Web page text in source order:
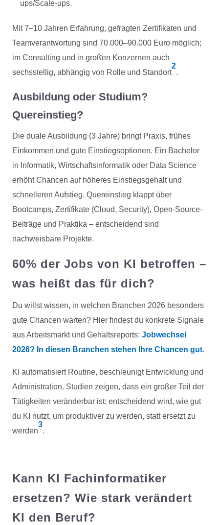
ups/Scale-ups.
Mit 7–10 Jahren Erfahrung, gefragten Zertifikaten und
Teamverantwortung sind 70.000–90.000 Euro möglich;
im Consulting und in großen Konzernen auch
sechsstellig, abhängig von Rolle und Standort
2
.
Ausbildung oder Studium?
Quereinstieg?
Die duale Ausbildung (3 Jahre) bringt Praxis, frühes
Einkommen und gute Einstiegsoptionen. Ein Bachelor
in Informatik, Wirtschaftsinformatik oder Data Science
erhöht Chancen auf höheres Einstiegsgehalt und
schnelleren Aufstieg. Quereinstieg klappt über
Bootcamps, Zertifikate (Cloud, Security), Open-Source-
Beiträge und Praktika – entscheidend sind
nachweisbare Projekte.
60% der Jobs von KI betroffen –
was heißt das für dich?
Du willst wissen, in welchen Branchen 2026 besonders
gute Chancen warten? Hier findest du konkrete Signale
aus Arbeitsmarkt und Gehaltsreports: Jobwechsel
2026? In diesen Branchen stehen Ihre Chancen gut.
KI automatisiert Routine, beschleunigt Entwicklung und
Administration. Studien zeigen, dass ein großer Teil der
Tätigkeiten veränderbar ist; entscheidend wird, wie gut
du KI nutzt, um produktiver zu werden, statt ersetzt zu
werden
3
.
Kann KI Fachinformatiker
ersetzen? Wie stark verändert
KI den Beruf?